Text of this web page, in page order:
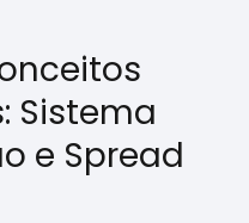
Sistema
e Spread